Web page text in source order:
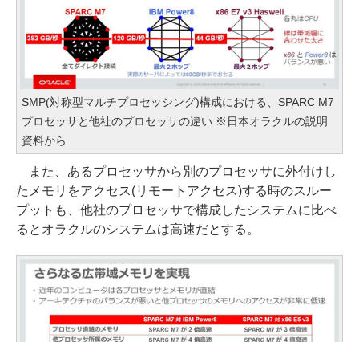
SMP(対称型マルチプロセッシング)構成における、SPARC M7
プロセッサと他社のプロセッサの違い ※日本オラクルの説明
資料から
また、あるプロセッサから別のプロセッサに外付けし
たメモリをアクセス(リモートアクセス)する時のスルー
プットも、他社のプロセッサで構成したシステムに比べ
るとオラクルのシステムは高速だとする。